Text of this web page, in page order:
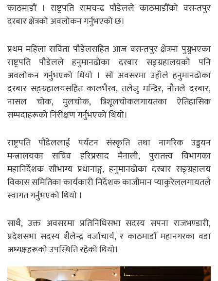
काठमाडाैं । राष्ट्रपति रामचन्द्र पौडेलले काठमाडौँको वसन्तपुर
दरबार क्षेत्रको अवलोकन गर्नुभएको छ।
प्रथम महिला सविता पौडेलसहित आज वसन्तपुर क्षेत्रमा पुग्नुभएका
राष्ट्रपति पौडेलले हनुमानढोका दरबार सङ्ग्रहालयको पनि
अवलोकन गर्नुभएको थियो । सो अवसरमा उहाँले हनुमानढोका
दरबार सङ्ग्रहालयसहित कालभैरव, तलेजु मन्दिर, नौतले दरबार,
नासल चोक, मुलचोक, त्रिशूलचोकलगायतका ऐतिहासिक
सम्पदाहरूको निरीक्षण गर्नुभएको थियो।
राष्ट्रपति पौडेललाई पर्यटन संस्कृति तथा नागरिक उड्डयन
मन्त्रालयका सचिव हरिप्रसाद मैनाली, पुरातत्त्व विभागका
महानिर्देशक सौभाग्य प्रधानाङ्ग, हनुमानढोका दरबार सङ्ग्रहालय
विकास समितिका कार्यकारी निर्देशक काजीमान प्याकुरेललगायतले
स्वागत गर्नुभएको थियो ।
साथै, उक्त अवसरमा प्रतिनिधिसभा सदस्य सपना राजभण्डारी,
प्रदेशसभा सदस्य शैलेन्द्र वर्जाचार्य, र काठमाडौँ महानगरका वडा
अध्यक्षहरूको उपस्थिति रहेको थियो।